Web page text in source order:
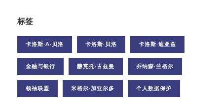
标签
卡洛斯·A·贝洛 卡洛斯·贝洛 卡洛斯·迪亚兹
金融与银行 赫克托·古兹曼 乔纳森·兰格尔
领袖联盟 米格尔·加亚尔多 个人数据保护